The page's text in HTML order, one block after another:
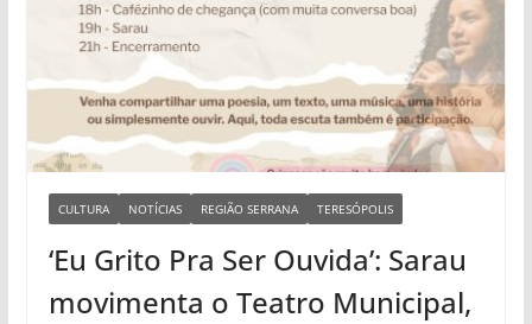
CULTURA NOTÍCIAS REGIÃO SERRANA TERESÓPOLIS
‘Eu Grito Pra Ser Ouvida’: Sarau
movimenta o Teatro Municipal,